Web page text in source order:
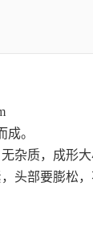
。
杂质，成形
头部要膨松